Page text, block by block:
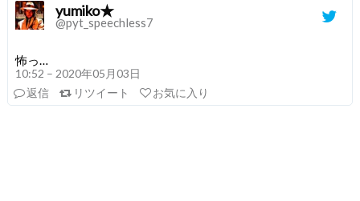
yumiko★
@pyt_speechless7
怖っ…
10:52 – 2020年05月03日
返信
リツイート お気に入り